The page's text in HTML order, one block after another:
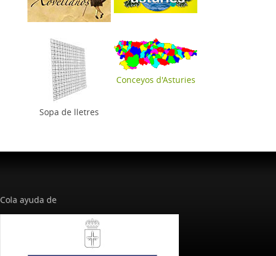
Sopa de lletres
Conceyos d'Asturies
Cola ayuda de